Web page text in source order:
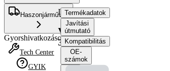
Haszonjárművek
Gyorshivatkozások
Tech Center
GYIK
Lambdaszonda
VKRA
310131
Termékadatok
Javítási
útmutató
Kompatibilitás
OE-
számok